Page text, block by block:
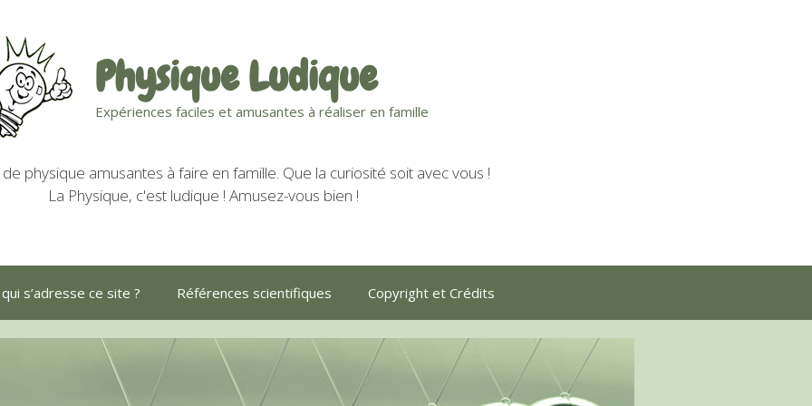
Physique Ludique
Expériences faciles et amusantes à réaliser en famille
physique amusantes à faire en famille. Que la curiosité soit avec vous !
La Physique, c'est ludique ! Amusez-vous bien !
s’adresse ce site ? Références scientifiques Copyright et Crédits